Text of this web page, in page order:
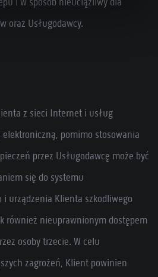
oraz Usługodawcy.
z sieci Internet i usług
elektroniczną, pomimo stosowania
przez Usługodawcę może być
się do systemu
urządzenia Klienta szkodliwego
również nieuprawnionym dostępem
osoby trzecie. W celu
zagrożeń, Klient powinien